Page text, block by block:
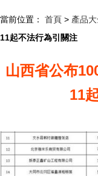
當前位置： 首頁 > 產品
11起不法行為引關注
山西省公布
11